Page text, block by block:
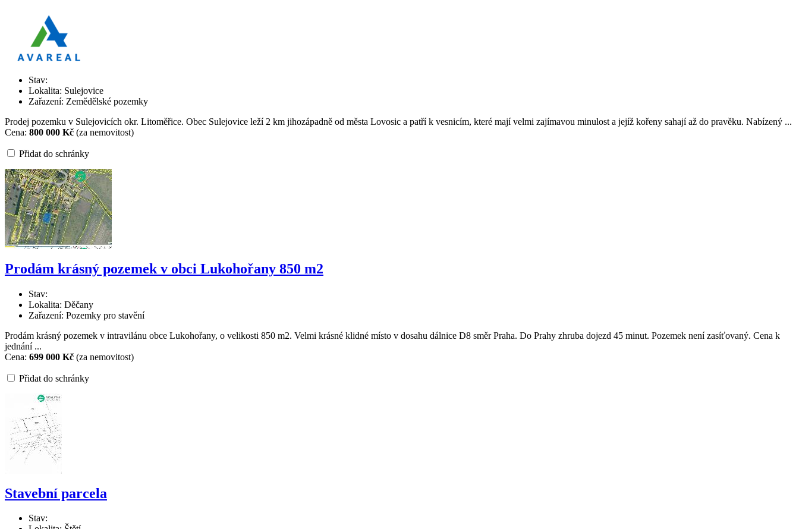
Stav:
Lokalita: Sulejovice
Zařazení: Zemědělské pozemky
Prodej pozemku v Sulejovicích okr. Litoměřice. Obec Sulejovice leží 2 km jihozápadně od města Lovosic a patří k vesnicím, které mají velmi zajímavou minulost a jejíž kořeny sahají až do pravěku. Nabízený ...
Cena: 800 000 Kč (za nemovitost)
Přidat do schránky
Prodám krásný pozemek v obci Lukohořany 850 m2
Stav:
Lokalita: Děčany
Zařazení: Pozemky pro stavění
Prodám krásný pozemek v intravilánu obce Lukohořany, o velikosti 850 m2. Velmi krásné klidné místo v dosahu dálnice D8 směr Praha. Do Prahy zhruba dojezd 45 minut. Pozemek není zasíťovaný. Cena k
jednání ...
Cena: 699 000 Kč (za nemovitost)
Přidat do schránky
Stavební parcela
Stav: